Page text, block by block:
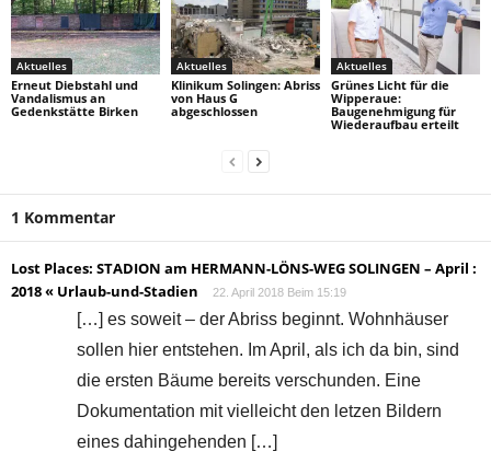
Aktuelles
Erneut Diebstahl und
Vandalismus an
Gedenkstätte Birken
Aktuelles
Klinikum Solingen: Abriss
von Haus G
abgeschlossen
Aktuelles
Grünes Licht für die
Wipperaue:
Baugenehmigung für
Wiederaufbau erteilt
1 Kommentar
Lost Places: STADION am HERMANN-LÖNS-WEG SOLINGEN – April :
2018 « Urlaub-und-Stadien
22. April 2018 Beim 15:19
[…] es soweit – der Abriss beginnt. Wohnhäuser
sollen hier entstehen. Im April, als ich da bin, sind
die ersten Bäume bereits verschunden. Eine
Dokumentation mit vielleicht den letzen Bildern
eines dahingehenden […]